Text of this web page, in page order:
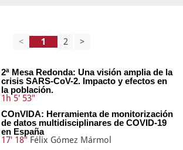
<
2 >
2ª Mesa Redonda: Una visión amplia de la
crisis SARS-CoV-2. Impacto y efectos en
la población.
1h 5' 53"
COnVIDA: Herramienta de monitorización
de datos multidisciplinares de COVID-19
en España
17' 18" Félix Gómez Mármol